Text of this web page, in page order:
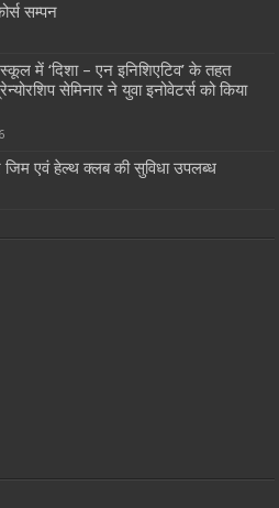
सम्पन
में ‘दिशा – एन इनिशिएटिव’ के तहत
सेमिनार ने युवा इनोवेटर्स को किया
एवं हेल्थ क्लब की सुविधा उपलब्ध